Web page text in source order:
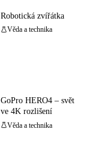
Robotická zvířátka
Věda a technika
GoPro HERO4 – svět
ve 4K rozlišení
Věda a technika